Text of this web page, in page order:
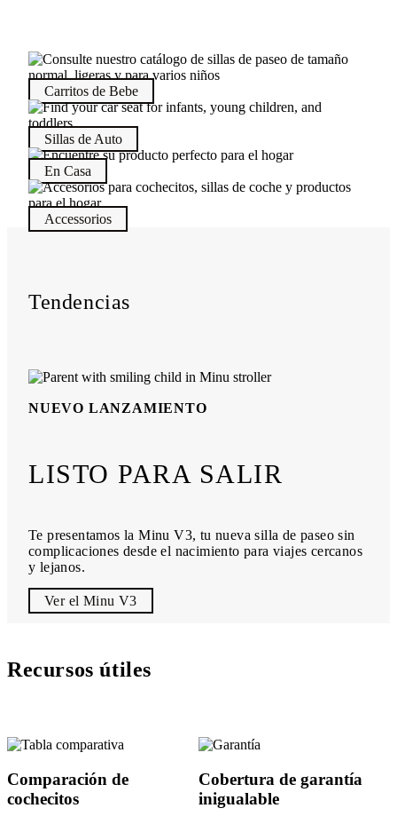
Carritos de Bebe
Sillas de Auto
En Casa
Accessorios
Tendencias
NUEVO LANZAMIENTO
LISTO PARA SALIR
Te presentamos la Minu V3, tu nueva silla de paseo sin
complicaciones desde el nacimiento para viajes cercanos
y lejanos.
Ver el Minu V3
Recursos útiles
Comparación de
cochecitos
Cobertura de garantía
inigualable